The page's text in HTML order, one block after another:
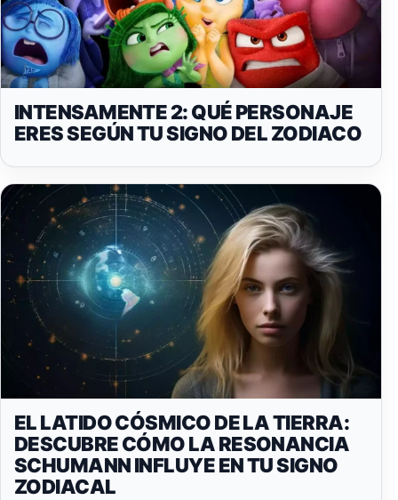
INTENSAMENTE 2: QUÉ PERSONAJE
ERES SEGÚN TU SIGNO DEL ZODIACO
EL LATIDO CÓSMICO DE LA TIERRA:
DESCUBRE CÓMO LA RESONANCIA
SCHUMANN INFLUYE EN TU SIGNO
ZODIACAL